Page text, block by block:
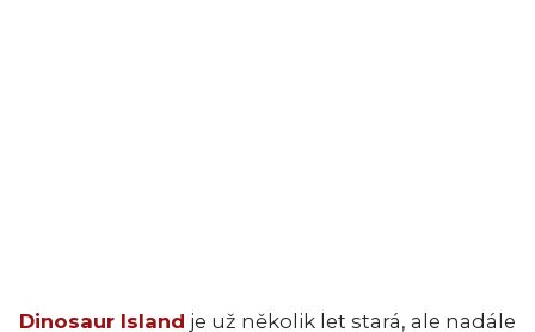
Dinosaur Island je už několik let stará, ale nadále